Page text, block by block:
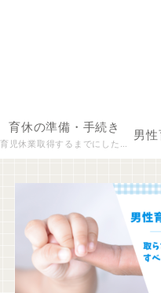
育休の準備・手続き
育児休業取得するまでにしたことを掲載します。